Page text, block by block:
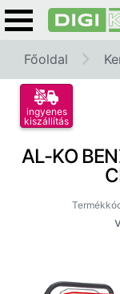
Főoldal
ingyenes
kiszállítás
AL-KO